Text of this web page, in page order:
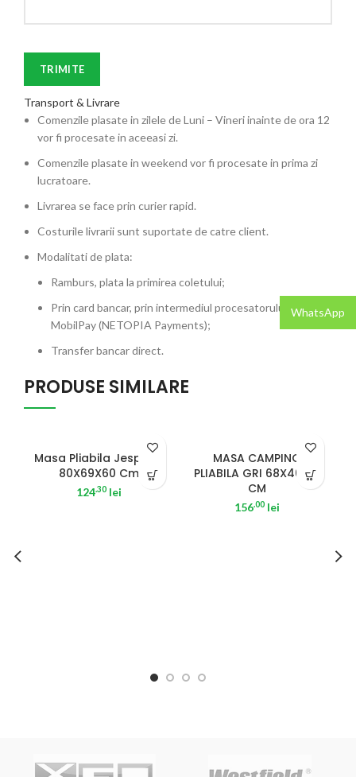
Transport & Livrare
Comenzile plasate in zilele de Luni – Vineri inainte de ora 12
vor fi procesate in aceeasi zi.
Comenzile plasate in weekend vor fi procesate in prima zi
lucratoare.
Livrarea se face prin curier rapid.
Costurile livrarii sunt suportate de catre client.
Modalitati de plata:
Ramburs, plata la primirea coletului;
Prin card bancar, prin intermediul procesatorului de plati
MobilPay (NETOPIA Payments);
Transfer bancar direct.
PRODUSE SIMILARE
Masa Pliabila Jesper Iii
80X69X60 Cm
124.30 lei
MASA CAMPING
PLIABILA GRI 68X46X41
CM
156.00 lei
WhatsApp